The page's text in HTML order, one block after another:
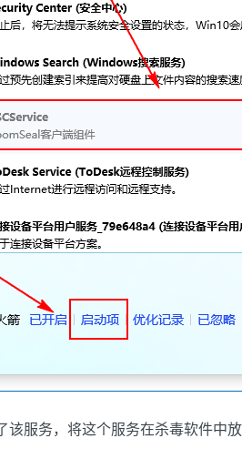
服务，将这个服务在杀毒软件中放